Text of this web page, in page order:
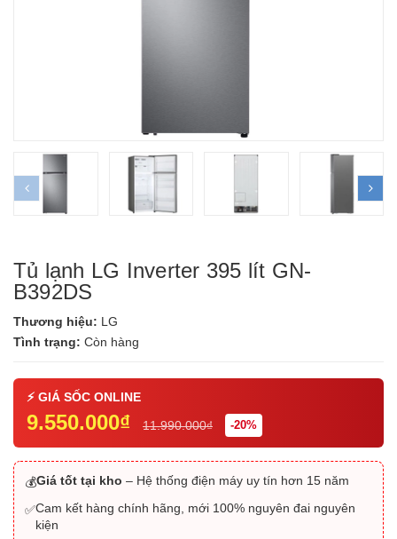
prev
Tủ lạnh LG Inverter 395 lít GN-
B392DS
Thương hiệu: LG
Tình trạng: Còn hàng
9.550.000₫ 11.990.000₫ -20%
💰Giá tốt tại kho – Hệ thống điện máy uy tín hơn 15 năm
✅Cam kết hàng chính hãng, mới 100% nguyên đai nguyên
kiện